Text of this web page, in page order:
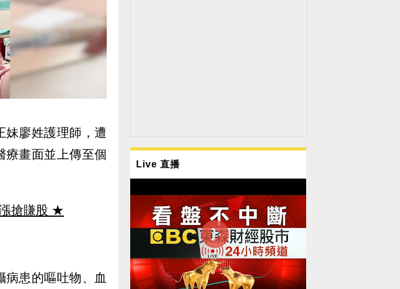
妹廖姓護理師，遭
療畫面並上傳至個
搶賺股 ★
患的嘔吐物、血
Live 直播